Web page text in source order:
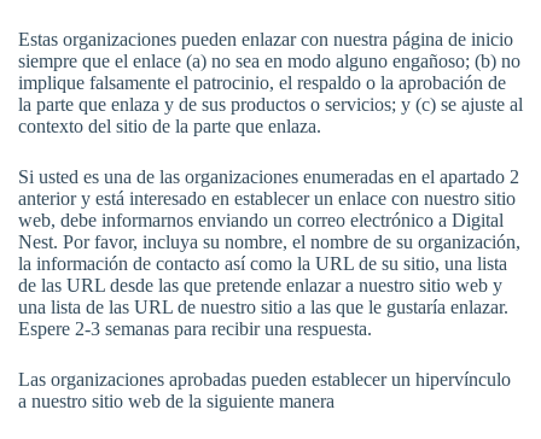
Estas organizaciones pueden enlazar con nuestra página de inicio
siempre que el enlace (a) no sea en modo alguno engañoso; (b) no
implique falsamente el patrocinio, el respaldo o la aprobación de
la parte que enlaza y de sus productos o servicios; y (c) se ajuste al
contexto del sitio de la parte que enlaza.
Si usted es una de las organizaciones enumeradas en el apartado 2
anterior y está interesado en establecer un enlace con nuestro sitio
web, debe informarnos enviando un correo electrónico a Digital
Nest. Por favor, incluya su nombre, el nombre de su organización,
la información de contacto así como la URL de su sitio, una lista
de las URL desde las que pretende enlazar a nuestro sitio web y
una lista de las URL de nuestro sitio a las que le gustaría enlazar.
Espere 2-3 semanas para recibir una respuesta.
Las organizaciones aprobadas pueden establecer un hipervínculo
a nuestro sitio web de la siguiente manera